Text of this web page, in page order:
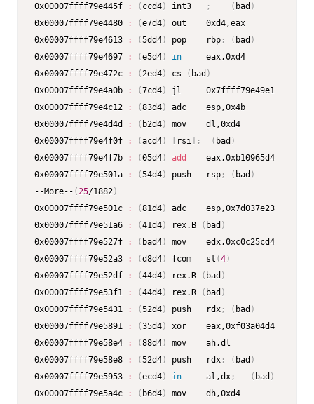
0x00007ffff79e445f
: ( ccd4) int3 ; ( bad )
0x00007ffff79e4480
: (e7d4)
out    0xd4,eax
0x00007ffff79e4613
: (5dd4) pop    rbp ; ( bad )
0x00007ffff79e4697
: (e5d4) in
     eax,0xd4
0x00007ffff79e472c
: ( 2ed4) cs ( bad )
0x00007ffff79e4a0b
: (7cd4)
jl     0x7ffff79e49e1
0x00007ffff79e4c12
: (83d4)
adc    esp,0x4b
0x00007ffff79e4d4d
: ( b2d4)
mov    dl,0xd4
0x00007ffff79e4f0f
: (acd4) [ rsi ] ; ( bad )
0x00007ffff79e4f7b
: (05d4) add
    eax,0xb10965d4
0x00007ffff79e501a
: (54d4) push   rsp ; ( bad )
--More-- ( 25/1882)
0x00007ffff79e501c
: (81d4)
adc    esp,0x7d037e23
0x00007ffff79e51a6
: (41d4) rex.B ( bad )
0x00007ffff79e527f
: ( bad4)
mov    edx,0xc0c25cd4
0x00007ffff79e52a3
: (d8d4) fcom   st (4)
0x00007ffff79e52df
: (44d4) rex.R ( bad )
0x00007ffff79e53f1
: (44d4) rex.R ( bad )
0x00007ffff79e5431
: (52d4) push   rdx ; ( bad )
0x00007ffff79e5891
: (35d4)
xor    eax,0xf03a04d4
0x00007ffff79e58e4
: (88d4)
mov    ah,dl
0x00007ffff79e58e8
: (52d4) push   rdx ; ( bad )
0x00007ffff79e5953
: (ecd4) in
     al,dx
; ( bad )
0x00007ffff79e5a4c
: ( b6d4)
mov    dh,0xd4